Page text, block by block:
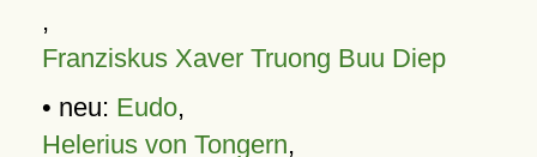
,
Franziskus Xaver Truong Buu Diep
• neu: Eudo,
Helerius von Tongern,